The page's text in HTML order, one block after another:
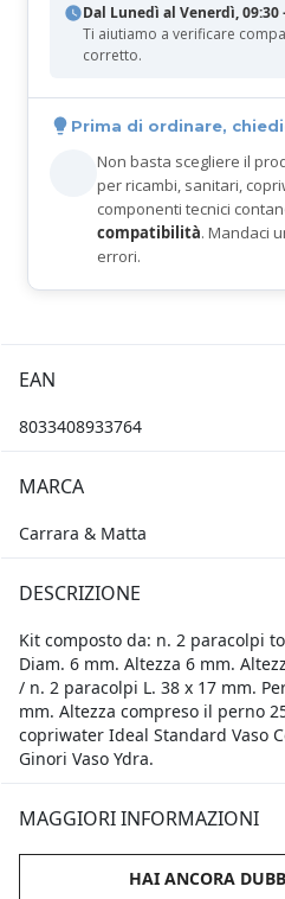
Dal Lunedì al Venerdì, 09:30
Ti aiutiamo a verificare
corretto.
Prima di ordinare,
Non basta scegliere il
per ricambi, sanitari,
componenti tecnici
compatibilità. Mandaci
errori.
EAN
8033408933764
MARCA
Carrara & Matta
DESCRIZIONE
Kit composto da: n. 2 paracolpi
Diam. 6 mm. Altezza 6 mm.
/ n. 2 paracolpi L. 38 x 17 mm.
mm. Altezza compreso il perno
copriwater Ideal Standard Vaso
Ginori Vaso Ydra.
MAGGIORI INFORMAZIONI
HAI ANCORA